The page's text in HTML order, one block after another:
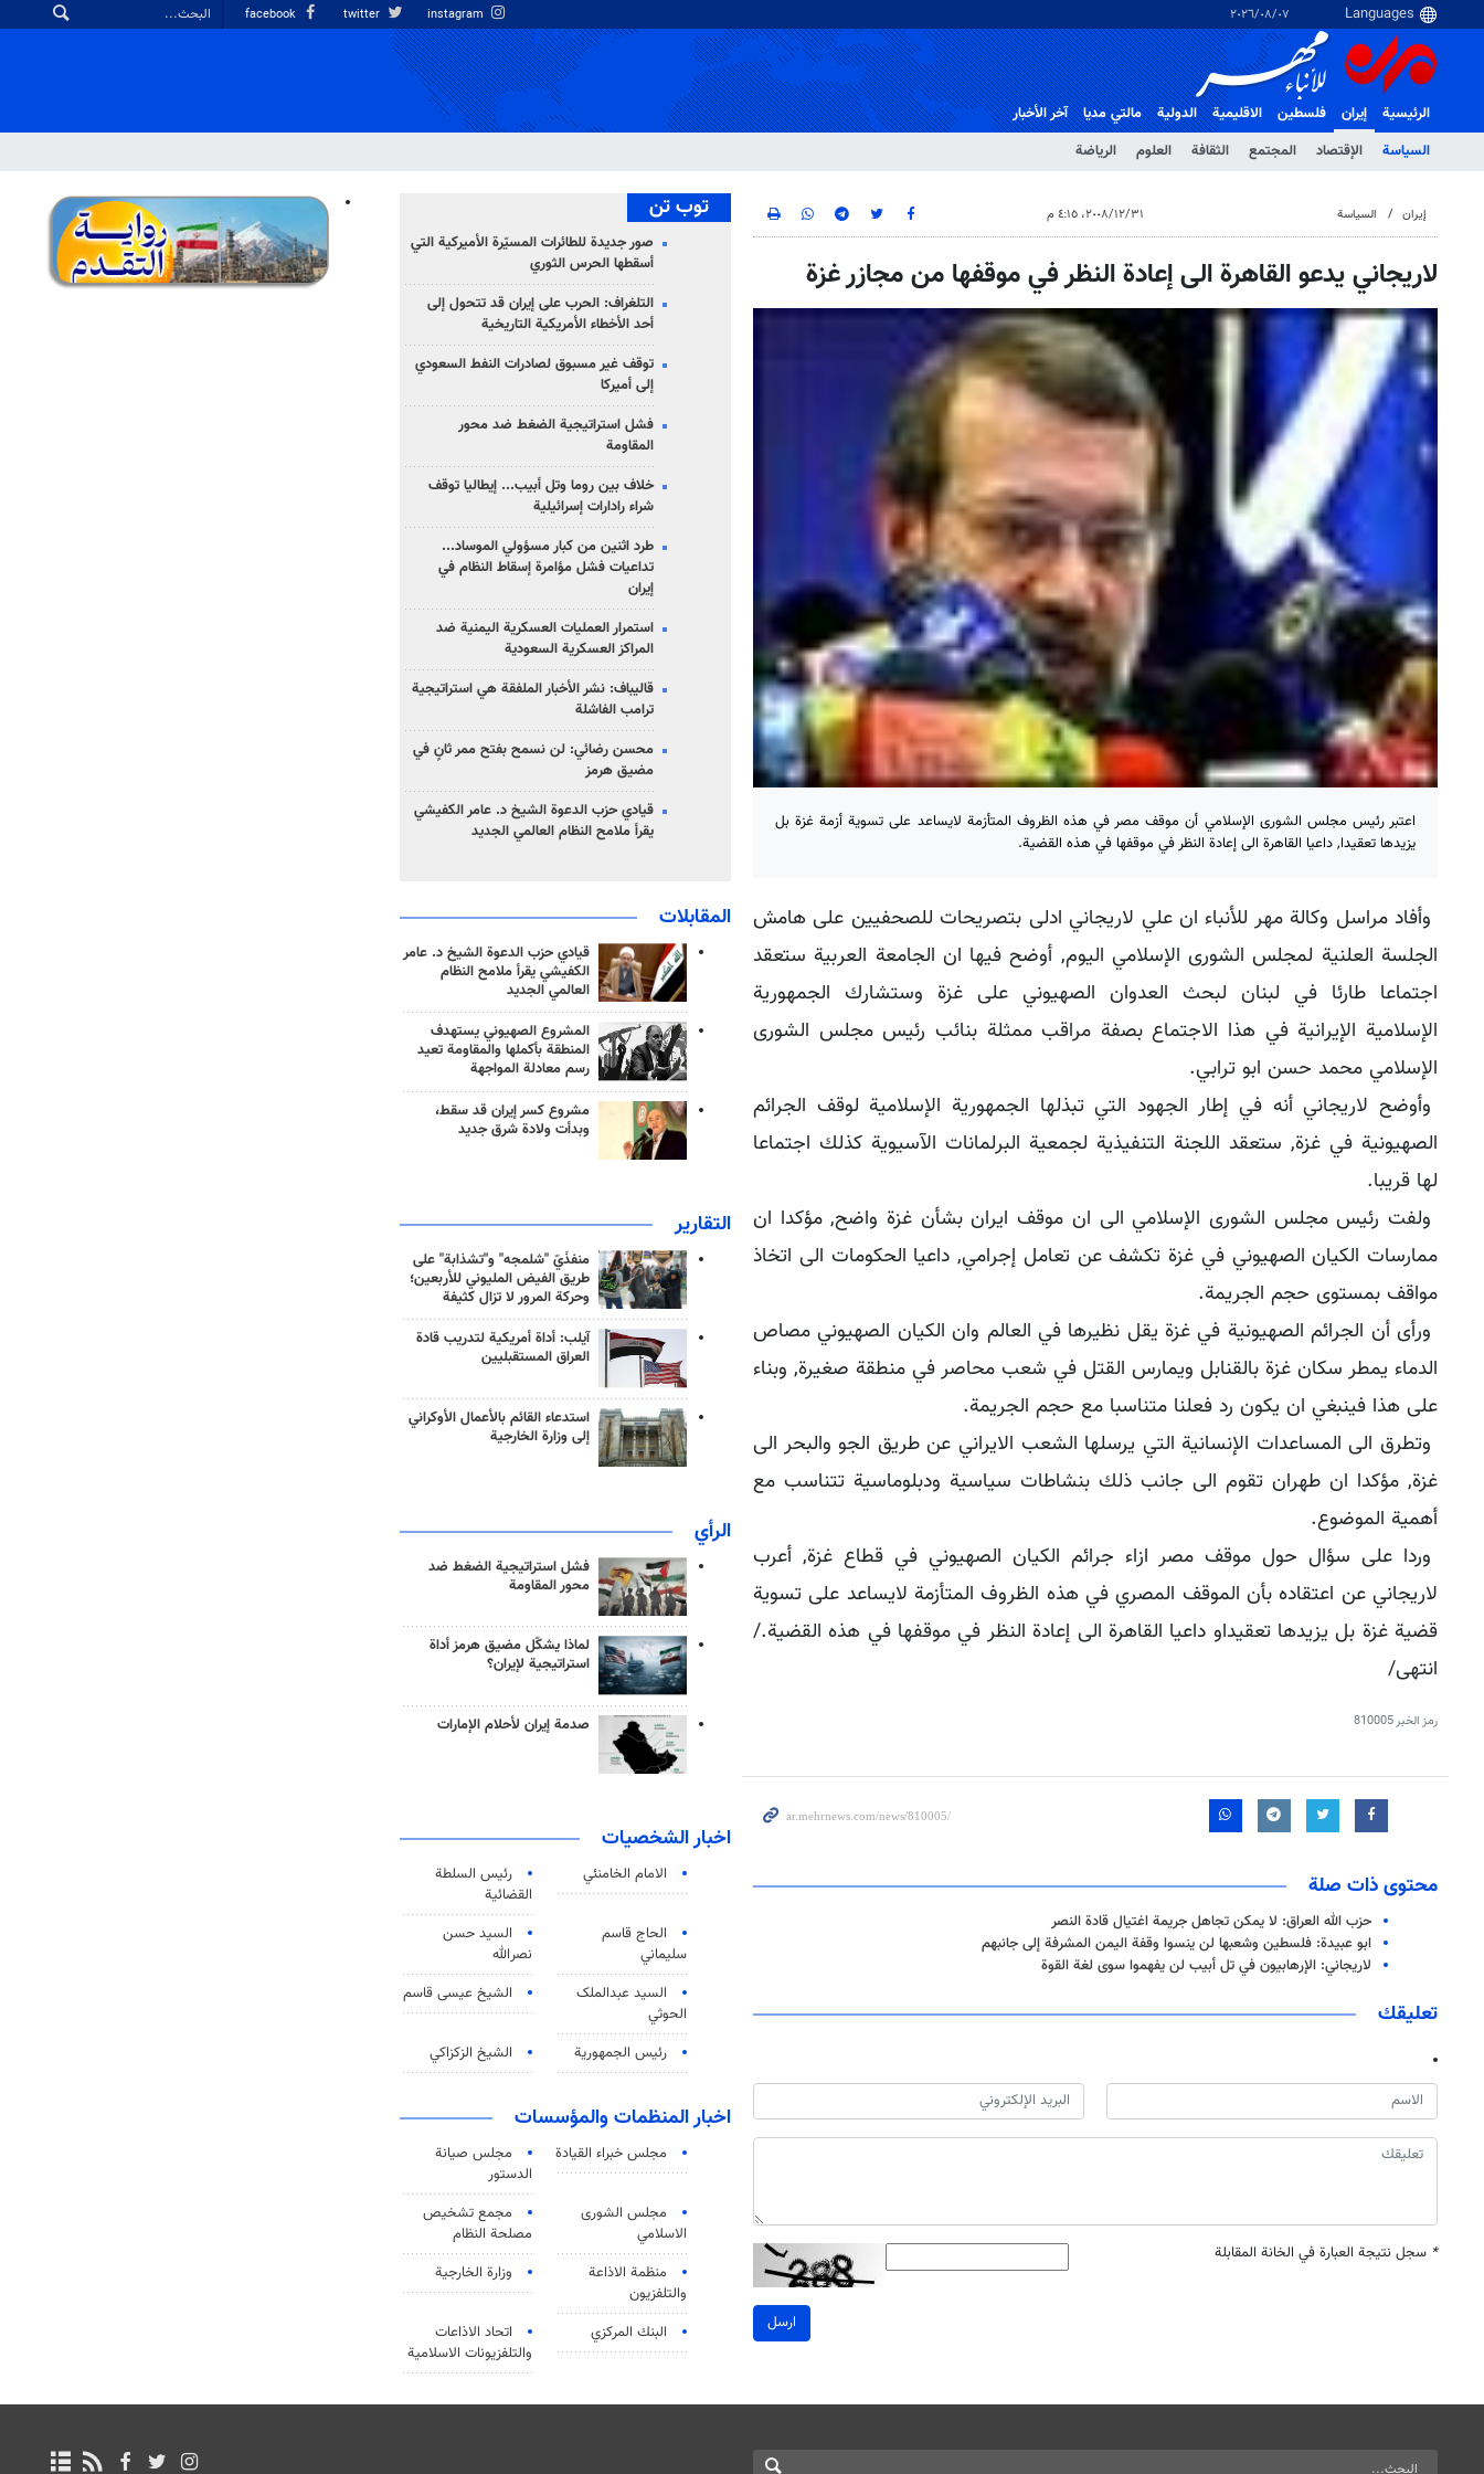
٠٧‏/٠٨‏/٢٠٢٦
الرئيسية
إيران
السياسة
الإقتصاد المجتمع الثقافة العلوم الرياضة
فلسطین الاقلیمیة الدولية مالتي مدیا آخر الأخبار
إيران السياسة ٣١‏/١٢‏/٢٠٠٨، ٤:١٥ م
لاريجاني يدعو القاهرة الى إعادة النظر في موقفها من مجازر غزة
اعتبر رئيس مجلس الشورى الإسلامي أن موقف مصر في هذه الظروف المتأزمة لايساعد على تسوية أزمة غزة بل
يزيدها تعقيدا, داعيا القاهرة الى إعادة النظر في موقفها في هذه القضية.
وأفاد مراسل وكالة مهر للأنباء ان علي لاريجاني ادلى بتصريحات للصحفيين على هامش
الجلسة العلنية لمجلس الشورى الإسلامي اليوم, أوضح فيها ان الجامعة العربية ستعقد
اجتماعا طارئا في لبنان لبحث العدوان الصهيوني على غزة وستشارك الجمهورية
الإسلامية الإيرانية في هذا الاجتماع بصفة مراقب ممثلة بنائب رئيس مجلس الشورى
الإسلامي محمد حسن ابو ترابي.
وأوضح لاريجاني أنه في إطار الجهود التي تبذلها الجمهورية الإسلامية لوقف الجرائم
الصهيونية في غزة, ستعقد اللجنة التنفيذية لجمعية البرلمانات الآسيوية كذلك اجتماعا
لها قريبا.
ولفت رئيس مجلس الشورى الإسلامي الى ان موقف ايران بشأن غزة واضح, مؤكدا ان
ممارسات الكيان الصهيوني في غزة تكشف عن تعامل إجرامي, داعيا الحكومات الى اتخاذ
مواقف بمستوى حجم الجريمة.
ورأى أن الجرائم الصهيونية في غزة يقل نظيرها في العالم وان الكيان الصهيوني مصاص
الدماء يمطر سكان غزة بالقنابل ويمارس القتل في شعب محاصر في منطقة صغيرة, وبناء
على هذا فينبغي ان يكون رد فعلنا متناسبا مع حجم الجريمة.
وتطرق الى المساعدات الإنسانية التي يرسلها الشعب الايراني عن طريق الجو والبحر الى
غزة, مؤكدا ان طهران تقوم الى جانب ذلك بنشاطات سياسية ودبلوماسية تتناسب مع
أهمية الموضوع.
وردا على سؤال حول موقف مصر ازاء جرائم الكيان الصهيوني في قطاع غزة, أعرب
لاريجاني عن اعتقاده بأن الموقف المصري في هذه الظروف المتأزمة لايساعد على تسوية
قضية غزة بل يزيدها تعقيداو داعيا القاهرة الى إعادة النظر في موقفها في هذه القضية./
انتهى/
رمز الخبر810005
محتوى ذات صلة
حزب الله العراق: لا يمكن تجاهل جريمة اغتيال قادة النصر
ابو عبيدة: فلسطين وشعبها لن ينسوا وقفة اليمن المشرفة إلى جانبهم
لاريجاني: الإرهابيون في تل أبيب لن يفهموا سوى لغة القوة
تعليقك
* سجل نتيجة العبارة في الخانة المقابلة
ارسل
توب تن
صور جديدة للطائرات المسيّرة الأميركية التي
أسقطها الحرس الثوري
التلغراف: الحرب على إيران قد تتحول إلى
أحد الأخطاء الأمريكية التاريخية
توقف غير مسبوق لصادرات النفط السعودي
إلى أميركا
فشل استراتيجية الضغط ضد محور
المقاومة
خلاف بين روما وتل أبيب... إيطاليا توقف
شراء رادارات إسرائيلية
طرد اثنين من كبار مسؤولي الموساد...
تداعيات فشل مؤامرة إسقاط النظام في
إيران
استمرار العمليات العسكرية اليمنية ضد
المراكز العسكرية السعودية
قاليباف: نشر الأخبار الملفقة هي استراتيجية
ترامب الفاشلة
محسن رضائي: لن نسمح بفتح ممر ثانٍ في
مضيق هرمز
قيادي حزب الدعوة الشيخ د. عامر الكفيشي
يقرأ ملامح النظام العالمي الجديد
المقابلات
قيادي حزب الدعوة الشيخ د. عامر
الكفيشي يقرأ ملامح النظام
العالمي الجديد
المشروع الصهيوني يستهدف
المنطقة بأكملها والمقاومة تعيد
رسم معادلة المواجهة
مشروع كسر إيران قد سقط،
وبدأت ولادة شرق جديد
التقارير
منفذَيّ "شلمجه" و"تشذابة" على
طريق الفيض المليوني للأربعين؛
وحركة المرور لا تزال كثيفة
آيلب: أداة أمريكية لتدريب قادة
العراق المستقبليين
استدعاء القائم بالأعمال الأوكراني
إلى وزارة الخارجية
الرأي
فشل استراتيجية الضغط ضد
محور المقاومة
لماذا يشكّل مضيق هرمز أداة
استراتيجية لإيران؟
صدمة إيران لأحلام الإمارات
اخبار الشخصيات
الامام الخامنئي
رئیس السلطة
القضائیة
الحاج قاسم
سليماني
السيد حسن
نصرالله
السید عبدالملک
الحوثي
الشيخ عيسى قاسم
رئيس الجمهورية الشيخ الزكزاكي
اخبار المنظمات والمؤسسات
مجلس خبراء القيادة
مجلس صيانة
الدستور
مجلس الشورى
الاسلامي
مجمع تشخيص
مصلحة النظام
منظمة الاذاعة
والتلفزیون
وزارة الخارجية
البنك المركزي
اتحاد الاذاعات
والتلفزيونات الاسلامية